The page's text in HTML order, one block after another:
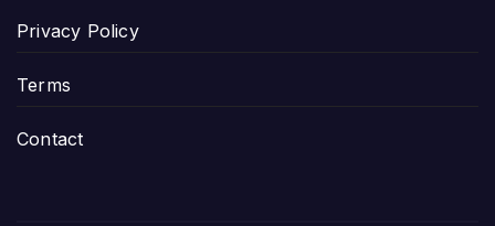
Privacy Policy
Terms
Contact